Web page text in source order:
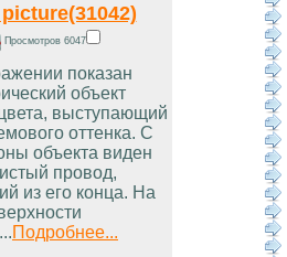
Просмотров 6047
показан
объект
выступающий
оттенка. С
объекта виден
провод,
из его конца. На
Подробнее...